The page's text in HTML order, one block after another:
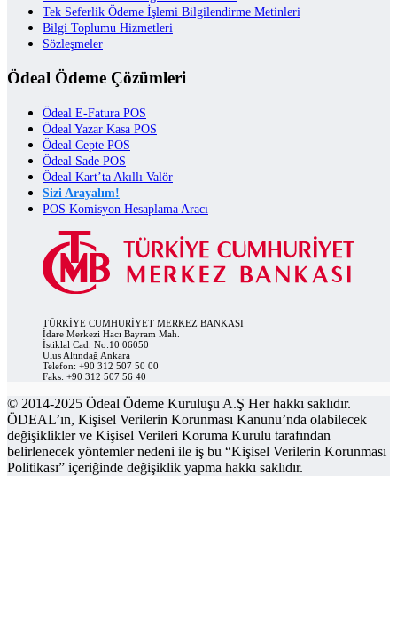
Tek Seferlik Ödeme İşlemi Bilgilendirme Metinleri
Bilgi Toplumu Hizmetleri
Sözleşmeler
Ödeal Ödeme Çözümleri
Ödeal E-Fatura POS
Ödeal Yazar Kasa POS
Ödeal Cepte POS
Ödeal Sade POS
Ödeal Kart’ta Akıllı Valör
Sizi Arayalım!
POS Komisyon Hesaplama Aracı
TÜRKİYE CUMHURİYET MERKEZ BANKASI
İdare Merkezi Hacı Bayram Mah.
İstiklal Cad. No:10 06050
Ulus Altındağ Ankara
Telefon: +90 312 507 50 00
Faks: +90 312 507 56 40
© 2014-2025 Ödeal Ödeme Kuruluşu A.Ş Her hakkı saklıdır.
ÖDEAL’ın, Kişisel Verilerin Korunması Kanunu’nda olabilecek
değişiklikler ve Kişisel Verileri Koruma Kurulu tarafından
belirlenecek yöntemler nedeni ile iş bu “Kişisel Verilerin Korunması
Politikası” içeriğinde değişiklik yapma hakkı saklıdır.